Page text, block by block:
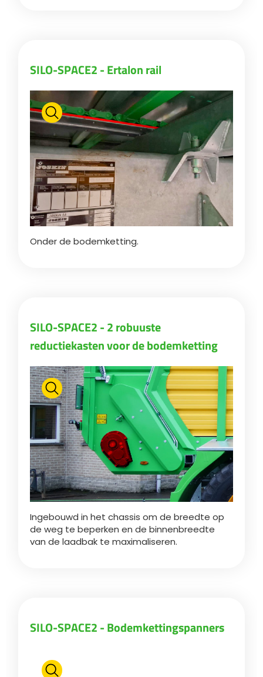
SILO-SPACE2 - Ertalon rail
Onder de bodemketting.
SILO-SPACE2 - 2 robuuste
reductiekasten voor de bodemketting
Ingebouwd in het chassis om de breedte op
de weg te beperken en de binnenbreedte
van de laadbak te maximaliseren.
SILO-SPACE2 - Bodemkettingspanners